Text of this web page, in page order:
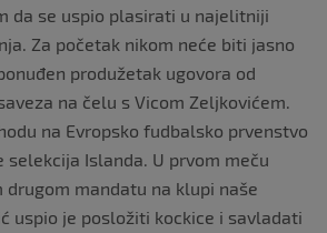
da se uspio plasirati u najelitniji
Za početak nikom neće biti jasno
produžetak ugovora od
na čelu s Vicom Zeljkovićem.
na Evropsko fudbalsko prvenstvo
selekcija Islanda. U prvom meču
drugom mandatu na klupi naše
uspio je posložiti kockice i savladati